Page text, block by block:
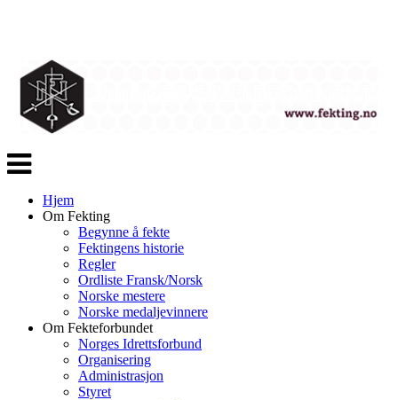
Veksle
navigasjon
Hjem
Om Fekting
Begynne å fekte
Fektingens historie
Regler
Ordliste Fransk/Norsk
Norske mestere
Norske medaljevinnere
Om Fekteforbundet
Norges Idrettsforbund
Organisering
Administrasjon
Styret